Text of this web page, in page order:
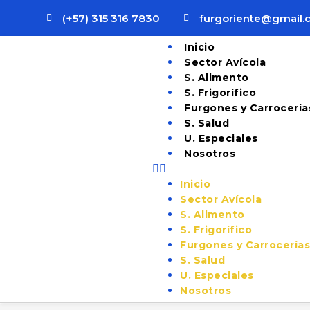
(+57) 315 316 7830
Inicio
Sector Avícola
S. Alimento
S. Frigorífico
Furgones y
S. Salud
U. Especiales
Nosotros
Inicio
Sector Avícola
S. Alimento
S. Frigorífico
Furgones y Carrocerías
S. Salud
U. Especiales
Nosotros